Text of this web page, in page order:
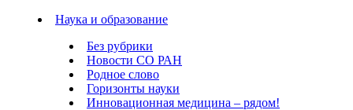
Наука и образование
Без рубрики
Новости СО РАН
Родное слово
Горизонты науки
Инновационная медицина – рядом!